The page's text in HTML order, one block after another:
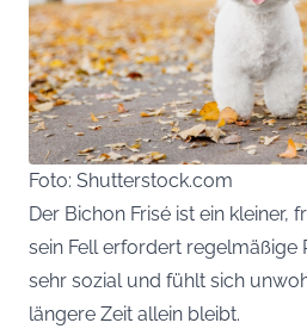
Foto: Shutterstock.com
Der Bichon Frisé ist ein kleiner,
sein Fell erfordert regelmäßige
sehr sozial und fühlt sich
längere Zeit allein bleibt.